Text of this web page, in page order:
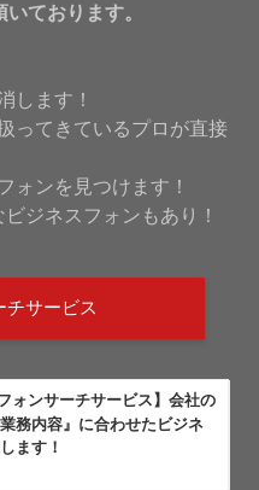
ております。
します！
ってきているプロが直接
ォンを見つけます！
ジネスフォンもあり！
チサービス
フォンサーチサービス】会社の
業務内容』に合わせたビジネ
ます！